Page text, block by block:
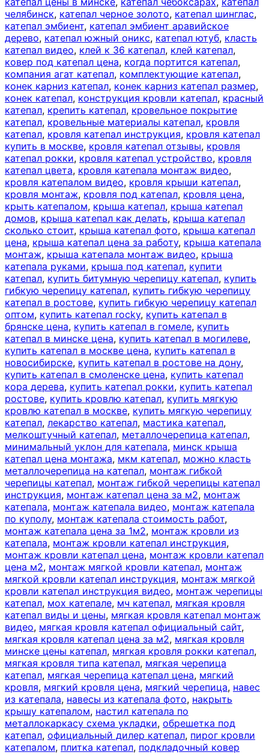
челябинск, катепал черное золото, катепал шинглас,
катепал эмбиент, катепал эмбиент аравийское
дерево, катепал южный оникс, катепал ютуб, класть
катепал видео, клей к 36 катепал, клей катепал,
ковер под катепал цена, когда портится катепал,
компания агат катепал, комплектующие катепал,
конек карниз катепал, конек карниз катепал размер,
конек катепал, конструкция кровли катепал, красный
катепал, крепить катепал, кровельное покрытие
катепал, кровельные материалы катепал, кровля
катепал, кровля катепал инструкция, кровля катепал
купить в москве, кровля катепал отзывы, кровля
катепал рокки, кровля катепал устройство, кровля
катепал цвета, кровля катепала монтаж видео,
кровля катепалом видео, кровля крыши катепал,
кровля монтаж, кровля под катепал, кровля цена,
крыть катепалом, крыша катепал, крыша катепал
домов, крыша катепал как делать, крыша катепал
сколько стоит, крыша катепал фото, крыша катепал
цена, крыша катепал цена за работу, крыша катепала
монтаж, крыша катепала монтаж видео, крыша
катепала руками, крыша под катепал, купити
катепал, купить битумную черепицу катепал, купить
гибкую черепицу катепал, купить гибкую черепицу
катепал в ростове, купить гибкую черепицу катепал
оптом, купить катепал rocky, купить катепал в
брянске цена, купить катепал в гомеле, купить
катепал в минске цена, купить катепал в могилеве,
купить катепал в москве цена, купить катепал в
новосибирске, купить катепал в ростове на дону,
купить катепал в смоленске цена, купить катепал
кора дерева, купить катепал рокки, купить катепал
ростове, купить кровлю катепал, купить мягкую
кровлю катепал в москве, купить мягкую черепицу
катепал, лекарство катепал, мастика катепал,
мелкоштучный катепал, металлочерепица катепал,
минимальный уклон для катепала, минск крыша
катепал цена монтажа, мкм катепал, можно класть
металлочерепица на катепал, монтаж гибкой
черепицы катепал, монтаж гибкой черепицы катепал
инструкция, монтаж катепал цена за м2, монтаж
катепала, монтаж катепала видео, монтаж катепала
по куполу, монтаж катепала стоимость работ,
монтаж катепала цена за 1м2, монтаж кровли из
катепала, монтаж кровли катепал инструкция,
монтаж кровли катепал цена, монтаж кровли катепал
цена м2, монтаж мягкой кровли катепал, монтаж
мягкой кровли катепал инструкция, монтаж мягкой
кровли катепал инструкция видео, монтаж черепицы
катепал, мох катепале, мч катепал, мягкая кровля
катепал виды и цены, мягкая кровля катепал монтаж
видео, мягкая кровля катепал официальный сайт,
мягкая кровля катепал цена за м2, мягкая кровля
минске цены катепал, мягкая кровля рокки катепал,
мягкая кровля типа катепал, мягкая черепица
катепал, мягкая черепица катепал цена, мягкий
кровля, мягкий кровля цена, мягкий черепица, навес
из катепала, навесы из катепала фото, накрыть
крышу катепалом, настил катепала по
металлокаркасу схема укладки, обрешетка под
катепал, официальный дилер катепал, пирог кровли
катепалом, плитка катепал, подкладочный ковер